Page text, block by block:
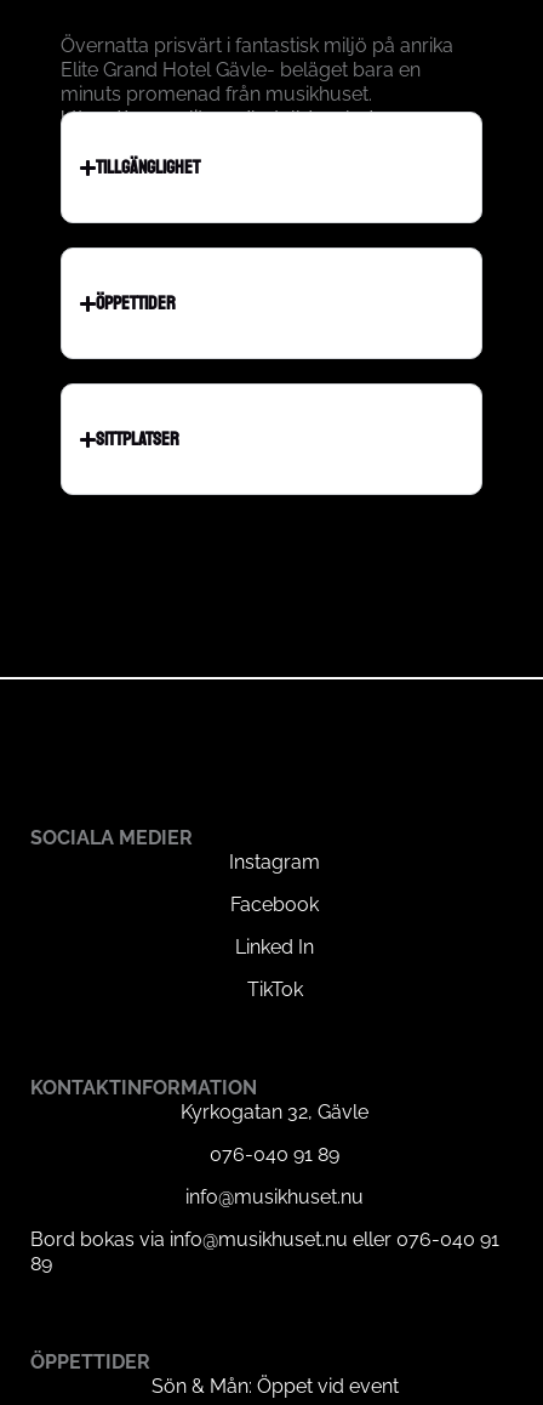
Övernatta prisvärt i fantastisk miljö på anrika
Elite Grand Hotel Gävle- beläget bara en
minuts promenad från musikhuset.
https://www.elite.se/hotell/gavle/
TILLGÄNGLIGHET
ÖPPETTIDER
SITTPLATSER
SOCIALA MEDIER
Instagram
Facebook
Linked In
TikTok
KONTAKTINFORMATION
Kyrkogatan 32, Gävle
076-040 91 89
info@musikhuset.nu
Bord bokas via info@musikhuset.nu eller 076-040 91
89
ÖPPETTIDER
Sön & Mån: Öppet vid event